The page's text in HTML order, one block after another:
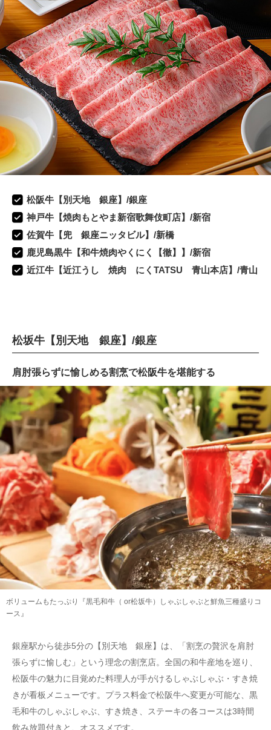
松阪牛【別天地 銀座】/銀座
神戸牛【焼肉もとやま新宿歌舞伎町店】/新宿
佐賀牛【兜 銀座ニッタビル】/新橋
鹿児島黒牛【和牛焼肉やくにく【徹】】/新宿
近江牛【近江うし 焼肉 にくTATSU 青山本店】/青山
松坂牛【別天地 銀座】/銀座
肩肘張らずに愉しめる割烹で松阪牛を堪能する
ボリュームもたっぷり『黒毛和牛（ or松坂牛）しゃぶしゃぶと鮮魚三種盛りコ
ース』
銀座駅から徒歩5分の【別天地 銀座】は、「割烹の贅沢を肩肘
張らずに愉しむ」という理念の割烹店。全国の和牛産地を巡り、
松阪牛の魅力に目覚めた料理人が手がけるしゃぶしゃぶ・すき焼
きが看板メニューです。プラス料金で松阪牛へ変更が可能な、黒
毛和牛のしゃぶしゃぶ、すき焼き、ステーキの各コースは3時間
飲み放題付きと、オススメです。